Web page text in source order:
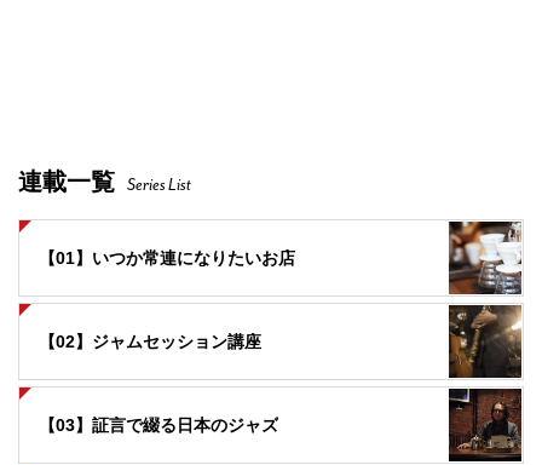
連載一覧 Series List
【01】いつか常連になりたいお店
【02】ジャムセッション講座
【03】証言で綴る日本のジャズ